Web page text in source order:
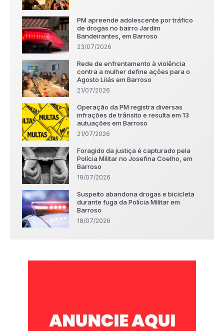
PM apreende adolescente por tráfico
de drogas no bairro Jardim
Bandeirantes, em Barroso
23/07/2026
Rede de enfrentamento à violência
contra a mulher define ações para o
Agosto Lilás em Barroso
21/07/2026
Operação da PM registra diversas
infrações de trânsito e resulta em 13
autuações em Barroso
21/07/2026
Foragido da justiça é capturado pela
Polícia Militar no Josefina Coelho, em
Barroso
19/07/2026
Suspeito abandona drogas e bicicleta
durante fuga da Polícia Militar em
Barroso
18/07/2026